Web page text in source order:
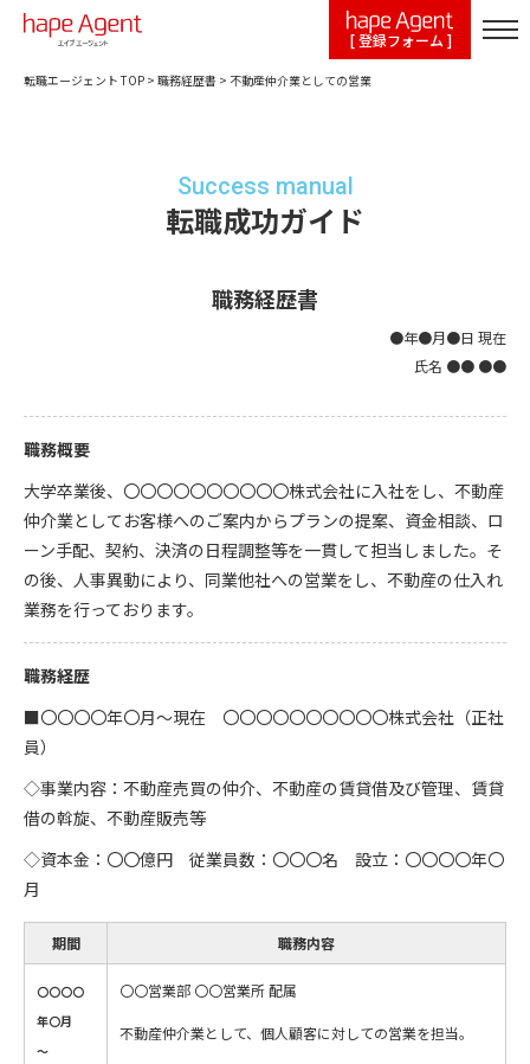
[ 登録フォーム ]
転職エージェント TOP > 職務経歴書 > 不動産仲介業としての営業
Success manual
転職成功ガイド
職務経歴書
●年●月●日 現在
氏名 ●● ●●
職務概要
大学卒業後、〇〇〇〇〇〇〇〇〇〇株式会社に入社をし、不動産
仲介業としてお客様へのご案内からプランの提案、資金相談、ロ
ーン手配、契約、決済の日程調整等を一貫して担当しました。そ
の後、人事異動により、同業他社への営業をし、不動産の仕入れ
業務を行っております。
職務経歴
■〇〇〇〇年〇月～現在 〇〇〇〇〇〇〇〇〇〇株式会社（正社
員）
◇事業内容：不動産売買の仲介、不動産の賃貸借及び管理、賃貸
借の斡旋、不動産販売等
◇資本金：〇〇億円 従業員数：〇〇〇名 設立：〇〇〇〇年〇
月
期間 職務内容
〇〇〇〇
年〇月
～
〇〇営業部 〇〇営業所 配属
不動産仲介業として、個人顧客に対しての営業を担当。